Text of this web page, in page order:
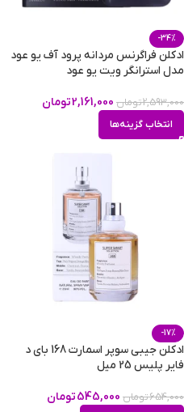
-34%
ادکلن فراگرنس مردانه پرود آف یو عود
مدل استرانگر ویت یو عود
2,593,000تومان 2,161,000تومان
انتخاب گزینه‌ها
-17%
ادکلن جیبی سوپر اسمارت 168 بای د
فایر پلیس 25 میل
654,000تومان 545,000تومان